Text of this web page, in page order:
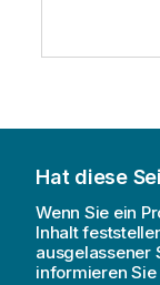
Hat diese
Wenn Sie ein
Inhalt
ausgelassener
informieren Sie